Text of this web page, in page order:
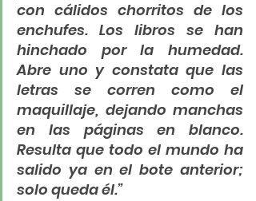
con cálidos chorritos de los
enchufes. Los libros se han
hinchado por la humedad.
Abre uno y constata que las
letras se corren como el
maquillaje, dejando manchas
en las páginas en blanco.
Resulta que todo el mundo ha
salido ya en el bote anterior;
solo queda él.”